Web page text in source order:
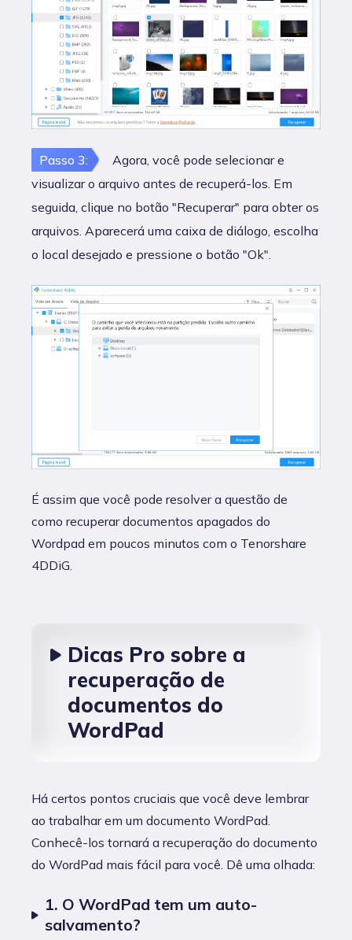
Passo 3:
Agora, você pode selecionar e
visualizar o arquivo antes de recuperá-los. Em
seguida, clique no botão "Recuperar" para obter os
arquivos. Aparecerá uma caixa de diálogo, escolha
o local desejado e pressione o botão "Ok".
É assim que você pode resolver a questão de
como recuperar documentos apagados do
Wordpad em poucos minutos com o Tenorshare
4DDiG.
Dicas Pro sobre a
recuperação de
documentos do
WordPad
Há certos pontos cruciais que você deve lembrar
ao trabalhar em um documento WordPad.
Conhecê-los tornará a recuperação do documento
do WordPad mais fácil para você. Dê uma olhada:
1. O WordPad tem um auto-
salvamento?